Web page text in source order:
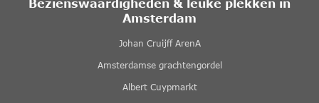
Bezienswaardigheden & leuke plekken in
Amsterdam
Johan Cruijff ArenA
Amsterdamse grachtengordel
Albert Cuypmarkt